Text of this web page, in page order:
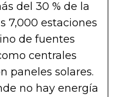
del 30 % de la
7,000 estaciones
de fuentes
centrales
paneles solares.
no hay energía